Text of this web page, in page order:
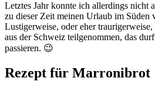
Letztes Jahr konnte ich allerdings nicht
zu dieser Zeit meinen Urlaub im Süden
Lustigerweise, oder eher
aus der Schweiz teilgenommen, das
passieren. 😉
Rezept für Marronibrot